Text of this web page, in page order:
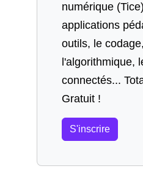
numérique
applications
outils, le codage,
l'algorithmique,
connectés...
Gratuit !
S'inscrire